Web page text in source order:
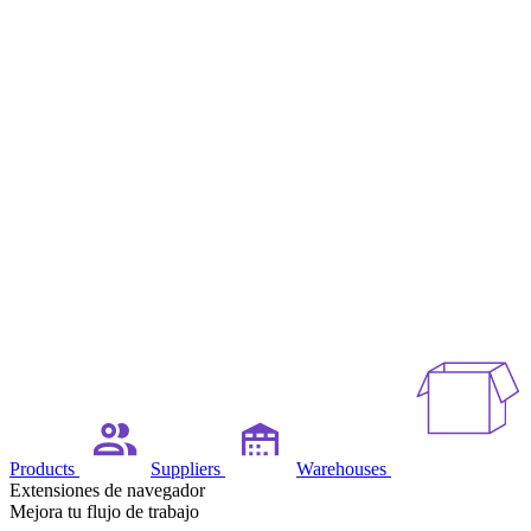
Products Suppliers Warehouses
Extensiones de navegador
Mejora tu flujo de trabajo